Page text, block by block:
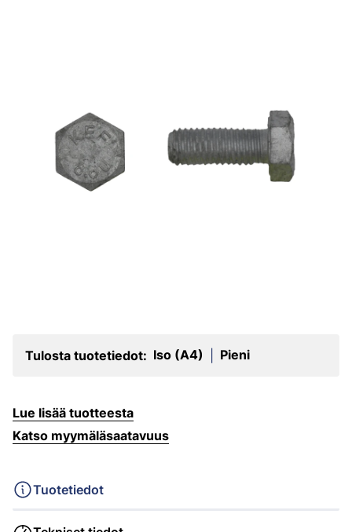
Tulosta tuotetiedot: Iso (A4) Pieni
Lue lisää tuotteesta
Katso myymäläsaatavuus
Tuotetiedot